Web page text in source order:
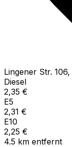
Lingener Str. 106,
Diesel
2,35 €
E5
2,31 €
E10
2,25 €
4.5 km entfernt